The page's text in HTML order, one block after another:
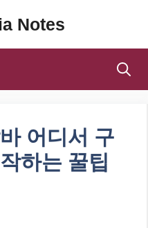
Notes
어디서 구
하는 꿀팁